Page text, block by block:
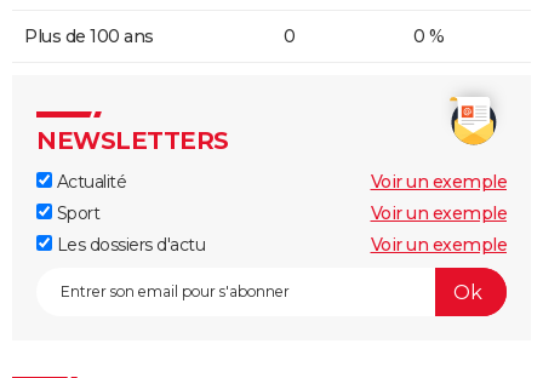
Plus de 100 ans 0 0 %
NEWSLETTERS
Actualité
Voir un exemple
Sport
Voir un exemple
Les dossiers d'actu
Voir un exemple